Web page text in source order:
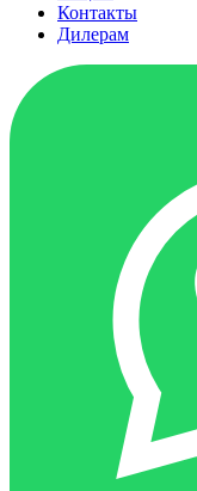
Контакты
Дилерам